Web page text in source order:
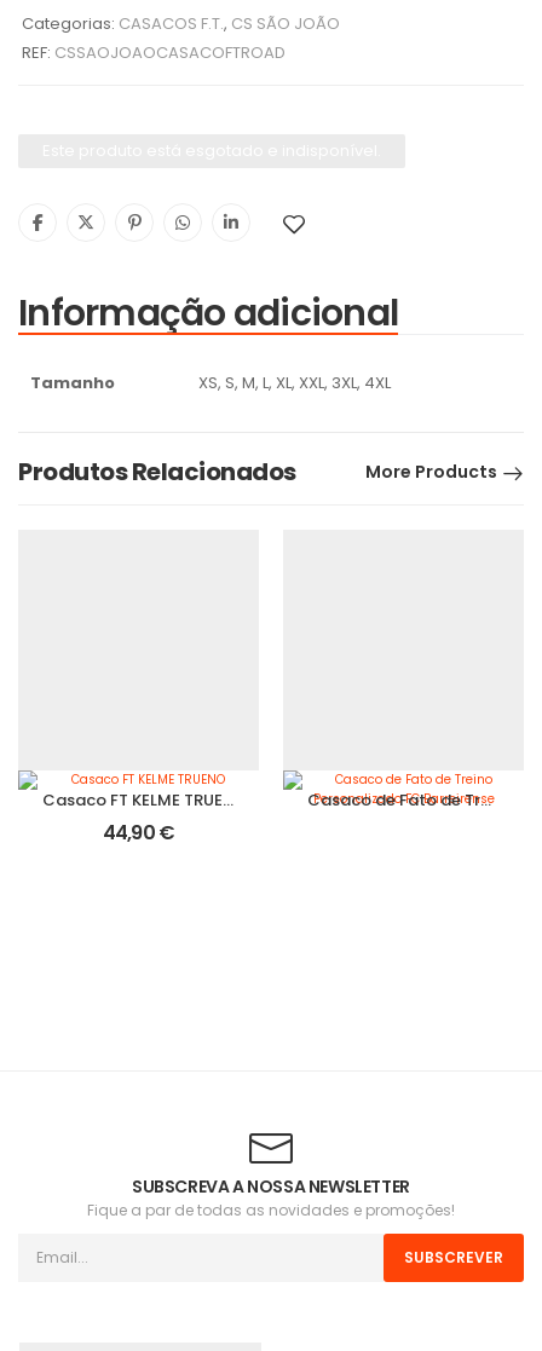
Categorias: CASACOS F.T., CS SÃO JOÃO
REF: CSSAOJOAOCASACOFTROAD
Informação adicional
Tamanho XS, S, M, L, XL, XXL, 3XL, 4XL
Produtos Relacionados More Products
Casaco FT KELME TRUENO
44,90€
Casaco de Fato de Treino Personalizado FC Barreirense
SUBSCREVA A NOSSA NEWSLETTER
Fique a par de todas as novidades e promoções!
SUBSCREVER